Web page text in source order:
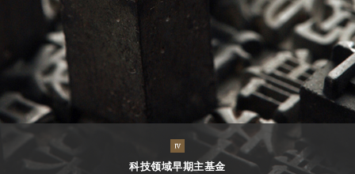
科技领域早期主基金